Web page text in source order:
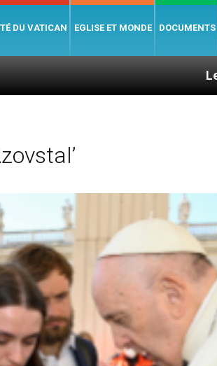
DU VATICAN EGLISE ET MONDE DOCUMENTS
Le cardinal